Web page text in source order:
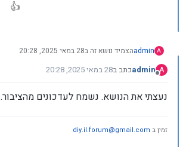
A
adminהצמיד נושא זה ב28 במאי 2025, 20:28
A
מנותק
adminכתב ב28 במאי 2025, 20:28
נערך לאחרונה על ידי
נעצתי את הנושא. נשמח לעדכונים מהציבור.
זמין ב diy.il.forum@gmail.com